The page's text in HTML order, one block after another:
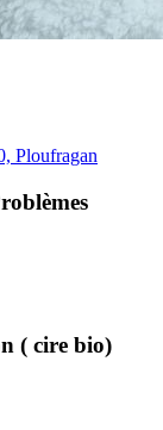
Ploufragan
( cire bio)